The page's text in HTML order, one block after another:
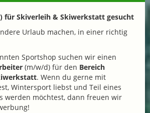
für Skiverleih & Skiwerkstatt gesucht
Urlaub machen, in einer richtig
Sportshop suchen wir einen
(m/w/d) für den Bereich
. Wenn du gerne mit
Wintersport liebst und Teil eines
werden möchtest, dann freuen wir